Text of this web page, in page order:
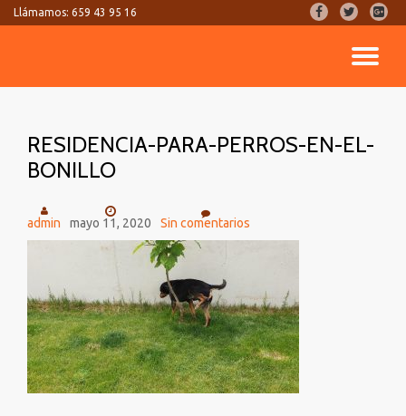
Llámamos: 659 43 95 16
fa-
facebook
fa-
twitter
fa-
plus-
square
RESIDENCIA-PARA-PERROS-EN-EL-
BONILLO
admin mayo 11, 2020 Sin comentarios